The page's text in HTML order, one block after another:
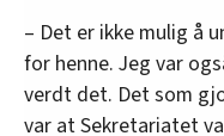
– Det er ikke mulig å
for henne. Jeg var
verdt det. Det som
var at Sekretariatet